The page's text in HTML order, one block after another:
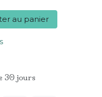
au panier
30 jours